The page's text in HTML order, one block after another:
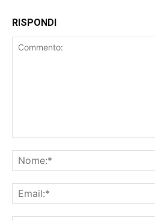
RISPONDI